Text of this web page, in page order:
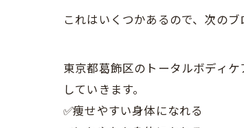
これはいくつかあるので、次の
東京都葛飾区のトータルボディ
していきます。
✅痩せやすい身体になれる